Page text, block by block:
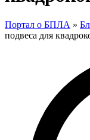
Портал о БПЛА »
подвеса для